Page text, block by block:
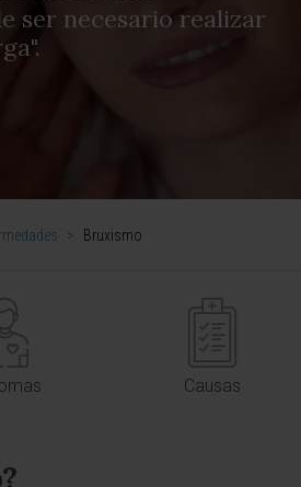
ser necesario realizar
> Bruxismo
Causas